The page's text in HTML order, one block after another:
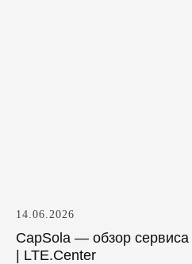
14.06.2026
CapSola — обзор сервиса
| LTE.Center